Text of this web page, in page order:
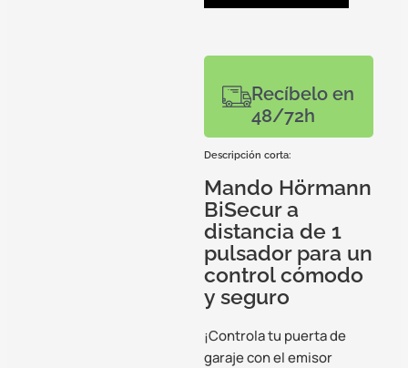
Recíbelo en
48/72h
Descripción corta:
Mando Hörmann
BiSecur a
distancia de 1
pulsador para un
control cómodo
y seguro
¡Controla tu puerta de
garaje con el emisor